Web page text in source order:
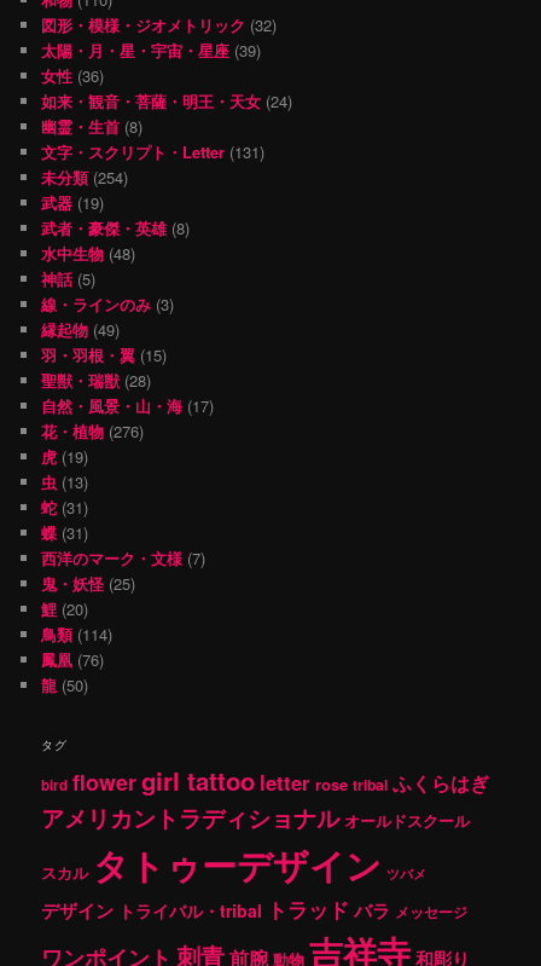
図形・模様・ジオメトリック (32)
太陽・月・星・宇宙・星座 (39)
女性 (36)
如来・観音・菩薩・明王・天女 (24)
幽霊・生首 (8)
文字・スクリプト・Letter (131)
未分類(254)
武器 (19)
武者・豪傑・英雄(8)
水中生物 (48)
神話 (5)
線・ラインのみ (3)
縁起物 (49)
羽・羽根・翼 (15)
聖獣・瑞獣 (28)
自然・風景・山・海 (17)
花・植物 (276)
虎 (19)
虫 (13)
蛇 (31)
蝶 (31)
西洋のマーク・文様 (7)
鬼・妖怪 (25)
鯉 (20)
鳥類(114)
鳳凰 (76)
龍 (50)
タグ
bird flowergirl tattoo letter rose tribal ふくらはぎ
アメリカントラディショナル オールドスクール
スカル タトゥーデザイン ツバメ
デザイン トライバル・tribal トラッド バラ メッセージ
ワンポイント 刺青前腕 動物 吉祥寺和彫り